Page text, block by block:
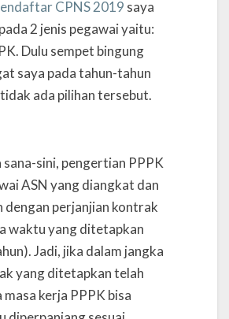
CPNS 2019 saya
2 jenis pegawai yaitu:
Dulu sempet bingung
saya pada tahun-tahun
ada pilihan tersebut.
sana-sini, pengertian PPPK
ASN yang diangkat dan
dengan perjanjian kontrak
waktu yang ditetapkan
Jadi, jika dalam jangka
yang ditetapkan telah
masa kerja PPPK bisa